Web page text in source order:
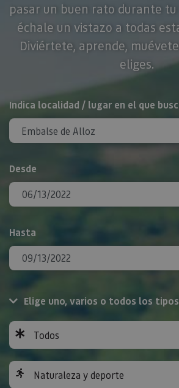
pasar un buen rato durante tu
échale un vistazo a todas
Diviértete, aprende,
eliges.
BUSCAR
Indica localidad / lugar en el que
Desde
Hasta
Elige uno, varios o todos los
Todos
Naturaleza y deporte